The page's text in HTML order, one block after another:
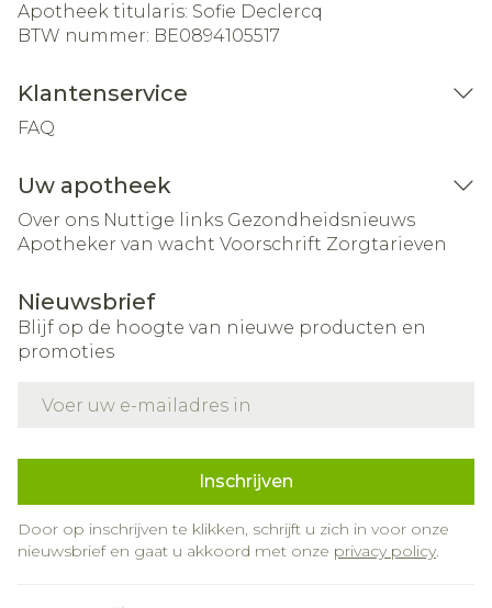
Apotheek titularis: Sofie Declercq
BTW nummer: BE0894105517
Klantenservice
FAQ
Uw apotheek
Over ons Nuttige links Gezondheidsnieuws
Apotheker van wacht Voorschrift Zorgtarieven
Nieuwsbrief
Blijf op de hoogte van nieuwe producten en
promoties
Inschrijven
Door op inschrijven te klikken, schrijft u zich in voor onze
nieuwsbrief en gaat u akkoord met onze privacy policy.